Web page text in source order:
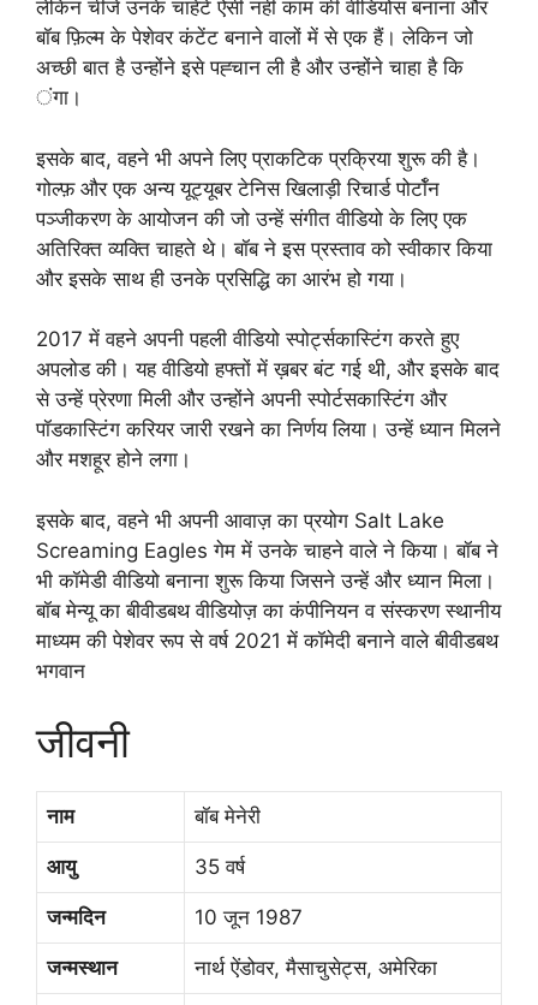
लेकिन चीजें उनके चाहेंटे ऐसी नहीं काम की वीडियोस बनाना और
बॉब फ़िल्म के पेशेवर कंटेंट बनाने वालों में से एक हैं। लेकिन जो
अच्छी बात है उन्होंने इसे पह्चान ली है और उन्होंने चाहा है कि
ंगा।
इसके बाद, वहने भी अपने लिए प्राकटिक प्रक्रिया शुरू की है।
गोल्फ़ और एक अन्य यूट्यूबर टेनिस खिलाड़ी रिचार्ड पोर्टॉन
पञ्जीकरण के आयोजन की जो उन्हें संगीत वीडियो के लिए एक
अतिरिक्त व्यक्ति चाहते थे। बॉब ने इस प्रस्ताव को स्वीकार किया
और इसके साथ ही उनके प्रसिद्धि का आरंभ हो गया।
2017 में वहने अपनी पहली वीडियो स्पोर्ट्सकास्टिंग करते हुए
अपलोड की। यह वीडियो हफ्तों में ख़बर बंट गई थी, और इसके बाद
से उन्हें प्रेरणा मिली और उन्होंने अपनी स्पोर्टसकास्टिंग और
पॉडकास्टिंग करियर जारी रखने का निर्णय लिया। उन्हें ध्यान मिलने
और मशहूर होने लगा।
इसके बाद, वहने भी अपनी आवाज़ का प्रयोग Salt Lake
Screaming Eagles गेम में उनके चाहने वाले ने किया। बॉब ने
भी कॉमेडी वीडियो बनाना शुरू किया जिसने उन्हें और ध्यान मिला।
बॉब मेन्यू का बीवीडबथ वीडियोज़ का कंपीनियन व संस्करण स्थानीय
माध्यम की पेशेवर रूप से वर्ष 2021 में कॉमेदी बनाने वाले बीवीडबथ
भगवान
जीवनी
नाम बॉब मेनेरी
आयु 35 वर्ष
जन्मदिन 10 जून 1987
जन्मस्थान नार्थ ऐंडोवर, मैसाचुसेट्स, अमेरिका